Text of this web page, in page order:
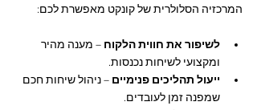
המרכזיה הסלולרית של קונקט מאפשרת לכם:
לשיפור את חווית הלקוח – מענה מהיר
ומקצועי לשיחות נכנסות.
ייעול תהליכים פנימיים – ניהול שיחות חכם
שמפנה זמן לעובדים.